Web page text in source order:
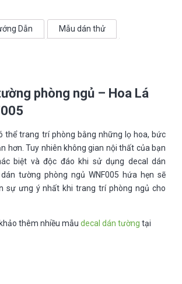
Dẫn Mẫu dán thử
phòng ngủ – Hoa Lá
thể trang trí phòng bằng những lọ hoa, bức
hơn. Tuy nhiên không gian nội thất của bạn
biệt và độc đáo khi sử dụng decal dán
tường phòng ngủ WNF005 hứa hẹn sẽ
sự ưng ý nhất khi trang trí phòng ngủ cho
thêm nhiều mẫu decal dán tường tại